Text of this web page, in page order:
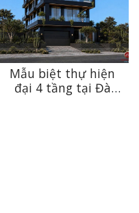
Mẫu biệt thự hiện
đại 4 tầng tại Đà